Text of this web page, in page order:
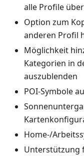
alle Profile
Option zum
anderen Profil
Möglichkeit
Kategorien in
auszublenden
POI-Symbole
Home-/
Unterstützung